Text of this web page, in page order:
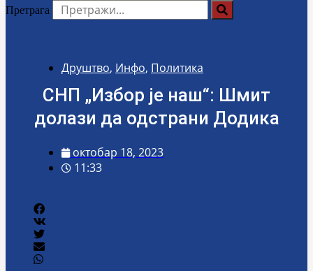
Претрага
Друштво, Инфо, Политика
СНП „Избор је наш“: Шмит
долази да одстрани Додика
октобар 18, 2023
11:33